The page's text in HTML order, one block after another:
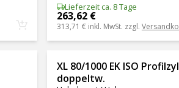
Lieferzeit ca. 8 Tage
263,62 €
313,71 € inkl. MwSt. zzgl.
XL 80/1000 EK ISO
doppeltw.